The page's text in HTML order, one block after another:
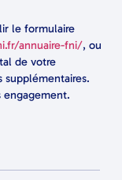
le formulaire
annuaire-fni/, ou
de votre
engagement.